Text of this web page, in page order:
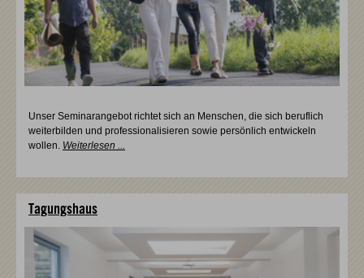
Unser Seminarangebot richtet sich an Menschen, die sich beruflich
weiterbilden und professionalisieren sowie persönlich entwickeln
wollen. Weiterlesen ...
Tagungshaus